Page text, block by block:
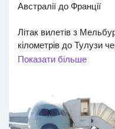
Австралії до Франції
Літак вилетів з
кілометрів до Тулузи
частиною двомісячної
найвідстежуванішим у
реальному часі
#Новини_звідусіль
Показати більше